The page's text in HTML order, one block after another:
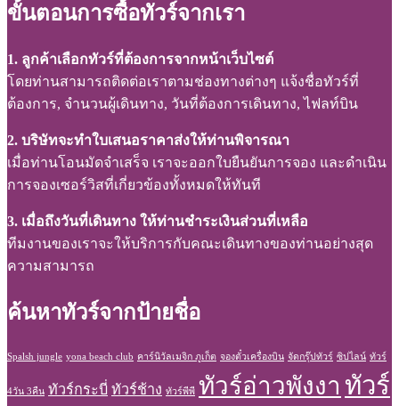
ขั้นตอนการซื้อทัวร์จากเรา
1. ลูกค้าเลือกทัวร์ที่ต้องการจากหน้าเว็บไซต์
โดยท่านสามารถติดต่อเราตามช่องทางต่างๆ แจ้งชื่อทัวร์ที่
ต้องการ, จำนวนผู้เดินทาง, วันที่ต้องการเดินทาง, ไฟลท์บิน
2. บริษัทจะทำใบเสนอราคาส่งให้ท่านพิจารณา
เมื่อท่านโอนมัดจำเสร็จ เราจะออกใบยืนยันการจอง และดำเนิน
การจองเซอร์วิสที่เกี่ยวข้องทั้งหมดให้ทันที
3. เมื่อถึงวันที่เดินทาง ให้ท่านชำระเงินส่วนที่เหลือ
ทีมงานของเราจะให้บริการกับคณะเดินทางของท่านอย่างสุด
ความสามารถ
ค้นหาทัวร์จากป้ายชื่อ
Spalsh jungle yona beach club คาร์นิวัลเมจิก ภูเก็ต จองตั๋วเครื่องบิน จัดกรุ๊ปทัวร์ ซิปไลน์ ทัวร์
4วัน 3คืน ทัวร์กระบี่ ทัวร์ช้าง ทัวร์พีพี ทัวร์อ่าวพังงา ทัวร์